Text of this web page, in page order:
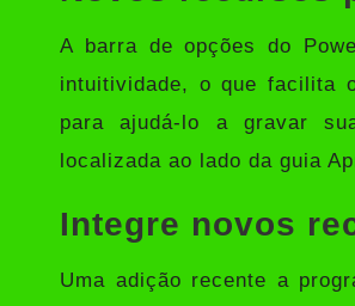
A barra de opções do
intuitividade, o que facilita
para ajudá-lo a gravar
localizada ao lado da guia
Integre novos
Uma adição recente a